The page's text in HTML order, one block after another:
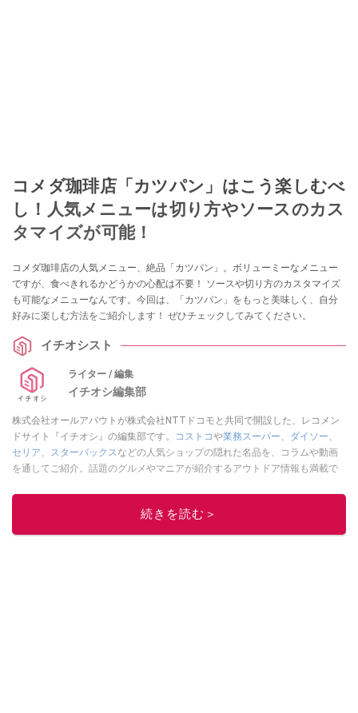
コメダ珈琲店「カツパン」はこう楽しむべ
し！人気メニューは切り方やソースのカス
タマイズが可能！
コメダ珈琲店の人気メニュー、絶品「カツパン」。ボリューミーなメニュー
ですが、食べきれるかどうかの心配は不要！ ソースや切り方のカスタマイズ
も可能なメニューなんです。今回は、「カツパン」をもっと美味しく、自分
好みに楽しむ方法をご紹介します！ ぜひチェックしてみてください。
イチオシスト
ライター / 編集
イチオシ編集部
株式会社オールアバウトが株式会社NTTドコモと共同で開設した、レコメン
ドサイト『イチオシ』の編集部です。
コストコや業務スーパー ダイソー
セリア
スターバックス などの人気ショップの隠れた名品を、コラムや動画
を通してご紹介。話題のグルメやマニアが紹介するアウトドア情報も満載で
レビューしています。毎日トレンド情報をお届けしているので、ぜひ
してください！続きを読む＞